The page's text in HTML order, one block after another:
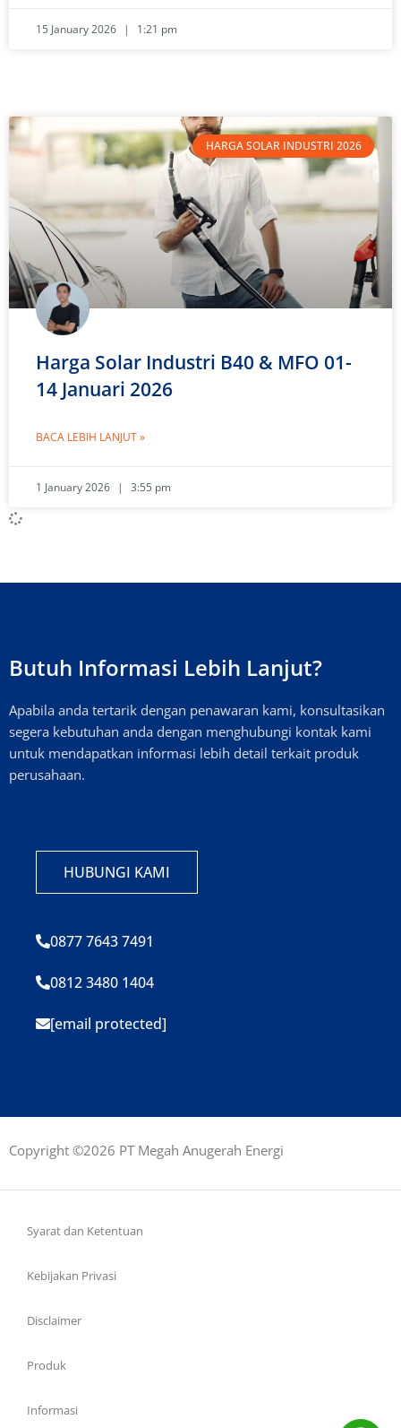
15 January 2026 1:21 pm
HARGA SOLAR INDUSTRI 2026
Harga Solar Industri B40 & MFO 01-
14 Januari 2026
BACA LEBIH LANJUT »
1 January 2026 3:55 pm
Butuh Informasi Lebih Lanjut?
Apabila anda tertarik dengan penawaran kami, konsultasikan
segera kebutuhan anda dengan menghubungi kontak kami
untuk mendapatkan informasi lebih detail terkait produk
perusahaan.
HUBUNGI KAMI
0877 7643 7491
0812 3480 1404
[email protected]
Copyright ©2026 PT Megah Anugerah Energi
Syarat dan Ketentuan
Kebijakan Privasi
Disclaimer
Produk
Informasi